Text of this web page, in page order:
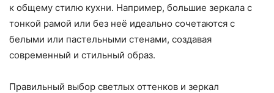
к общему стилю кухни. Например, большие зеркала с
тонкой рамой или без неё идеально сочетаются с
белыми или пастельными стенами, создавая
современный и стильный образ.
Правильный выбор светлых оттенков и зеркал